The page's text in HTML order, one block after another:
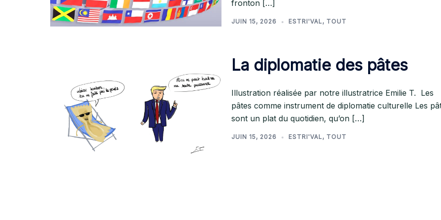
fronton […]
JUIN 15, 2026 ESTRI'VAL, TOUT
La diplomatie des pâtes
Illustration réalisée par notre illustratrice Emilie T. Les
pâtes comme instrument de diplomatie culturelle Les
sont un plat du quotidien, qu’on […]
JUIN 15, 2026 ESTRI'VAL, TOUT